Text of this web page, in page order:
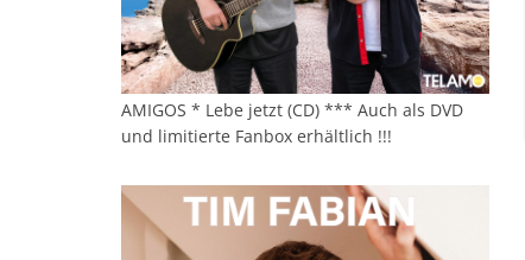
AMIGOS * Lebe jetzt (CD) *** Auch als DVD
und limitierte Fanbox erhältlich !!!